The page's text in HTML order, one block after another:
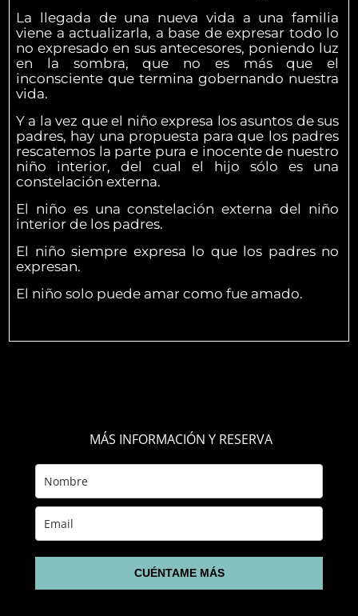
La llegada de una nueva vida a una familia
viene a actualizarla, a base de expresar todo lo
no expresado en sus antecesores, poniendo luz
en la sombra, que no es más que el
inconsciente que termina gobernando nuestra
vida.
Y a la vez que el niño expresa los asuntos de sus
padres, hay una propuesta para que los padres
rescatemos la parte pura e inocente de nuestro
niño interior, del cual el hijo sólo es una
constelación externa.
El niño es una constelación externa del niño
interior de los padres.
El niño siempre expresa lo que los padres no
expresan.
El niño solo puede amar como fue amado.
MÁS INFORMACIÓN Y RESERVA
CUÉNTAME MÁS